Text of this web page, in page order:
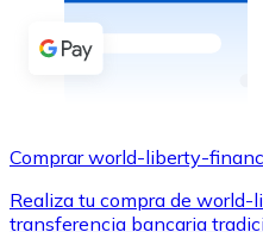
Comprar con
Comprar con tarjeta
Tienda - Tarjetas regalo
Comprar world-liberty-
Realiza tu compra de
transferencia bancaria